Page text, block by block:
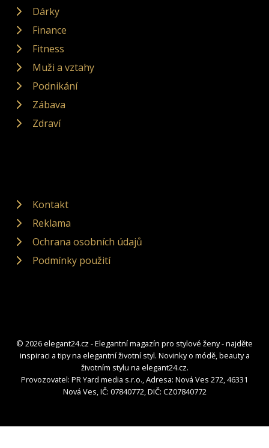
Dárky
Finance
Fitness
Muži a vztahy
Podnikání
Zábava
Zdraví
Kontakt
Reklama
Ochrana osobních údajů
Podmínky použití
© 2026 elegant24.cz - Elegantní magazín pro stylové ženy - najděte
inspiraci a tipy na elegantní životní styl. Novinky o módě, beauty a
životním stylu na elegant24.cz.
Provozovatel: PR Yard media s.r.o., Adresa: Nová Ves 272, 46331
Nová Ves, IČ: 07840772, DIČ: CZ07840772